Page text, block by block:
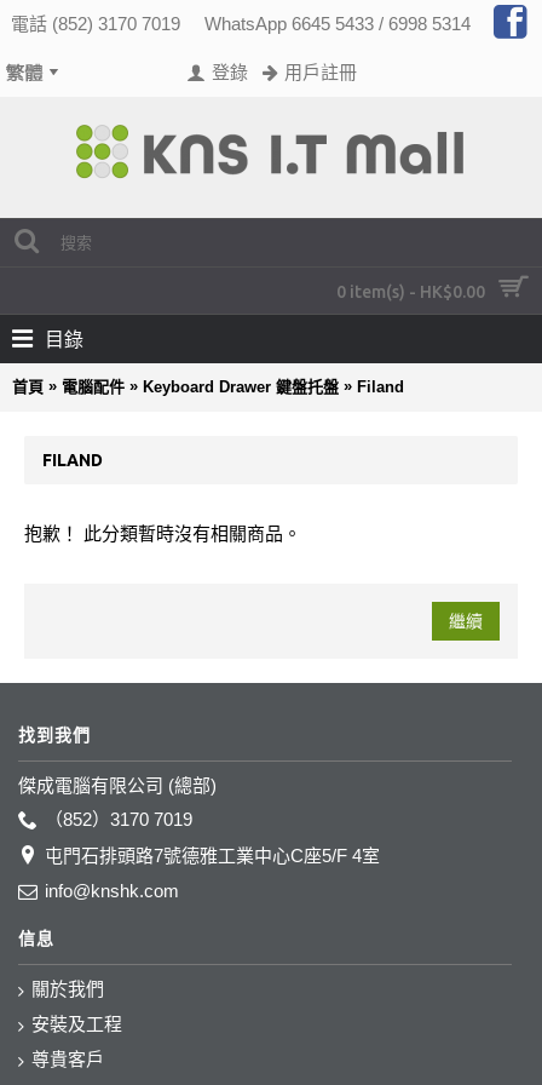
電話 (852) 3170 7019 WhatsApp 6645 5433 / 6998 5314
登錄 用戶註冊
0 item(s) - HK$0.00
目錄
首頁 » 電腦配件 » Keyboard Drawer 鍵盤托盤 » Filand
FILAND
抱歉！ 此分類暫時沒有相關商品。
繼續
找到我們
傑成電腦有限公司 (總部)
（852）3170 7019
屯門石排頭路7號德雅工業中心C座5/F 4室
info@knshk.com
信息
關於我們
安裝及工程
尊貴客戶